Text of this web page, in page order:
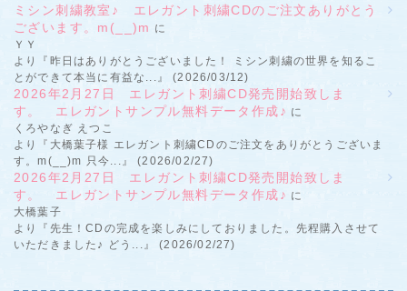
ミシン刺繍教室♪ エレガント刺繍CDのご注文ありがとう
ございます。m(__)m に
ＹＹ
より『昨日はありがとうございました！ ミシン刺繍の世界を知るこ
とができて本当に有益な...』 (2026/03/12)
2026年2月27日 エレガント刺繍CD発売開始致しま
す。 エレガントサンプル無料データ作成♪ に
くろやなぎ えつこ
より『大橋葉子様 エレガント刺繍CDのご注文をありがとうございま
す。m(__)m 只今...』 (2026/02/27)
2026年2月27日 エレガント刺繍CD発売開始致しま
す。 エレガントサンプル無料データ作成♪ に
大橋葉子
より『先生！CDの完成を楽しみにしておりました。先程購入させて
いただきました♪ どう...』 (2026/02/27)